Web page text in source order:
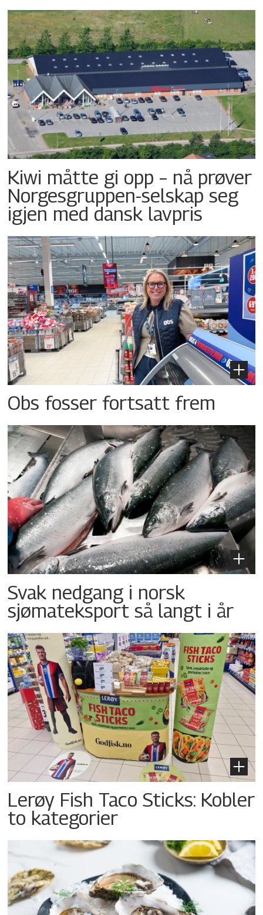
Kiwi måtte gi opp – nå prøver
Norgesgruppen-selskap seg
igjen med dansk lavpris
Obs fosser fortsatt frem
Svak nedgang i norsk
sjømateksport så langt i år
Lerøy Fish Taco Sticks: Kobler
to kategorier